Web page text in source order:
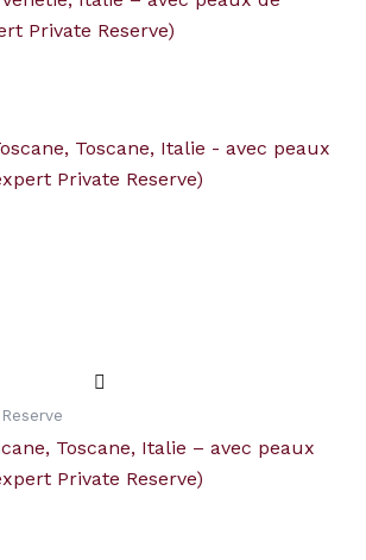
Private Reserve)
Toscane, Italie – avec peaux
Private Reserve)